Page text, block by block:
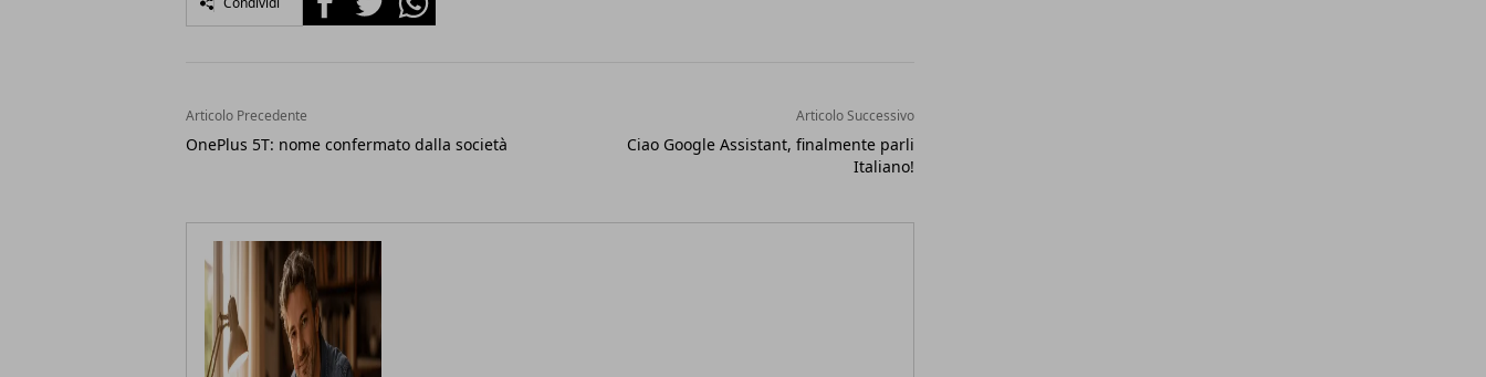
Articolo Precedente
OnePlus 5T: nome confermato dalla società
Articolo Successivo
Ciao Google Assistant, finalmente parli
Italiano!